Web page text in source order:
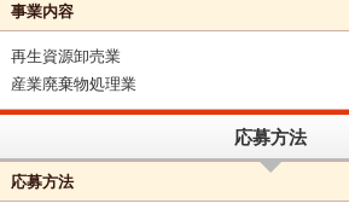
事業内容
再生資源卸売業
産業廃棄物処理業
応募方法
応募方法